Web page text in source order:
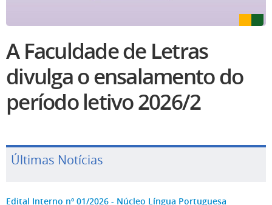
A Faculdade de Letras
divulga o ensalamento do
período letivo 2026/2
Últimas Notícias
Edital Interno nº 01/2026 - Núcleo Língua Portuguesa